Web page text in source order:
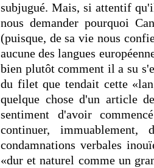
subjugué. Mais, si attentif
nous demander pourquoi
(puisque, de sa vie nous
aucune des langues
bien plutôt comment il a su
du filet que tendait cette
quelque chose d'un article
sentiment d'avoir
continuer,
condamnations verbales
«dur et naturel comme un